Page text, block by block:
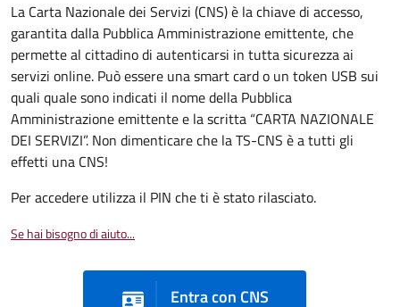
La Carta Nazionale dei Servizi (CNS) è la chiave di accesso,
garantita dalla Pubblica Amministrazione emittente, che
permette al cittadino di autenticarsi in tutta sicurezza ai
servizi online. Può essere una smart card o un token USB sui
quali quale sono indicati il nome della Pubblica
Amministrazione emittente e la scritta “CARTA NAZIONALE
DEI SERVIZI”. Non dimenticare che la TS-CNS è a tutti gli
effetti una CNS!
Per accedere utilizza il PIN che ti è stato rilasciato.
Se hai bisogno di aiuto...
Entra con CNS